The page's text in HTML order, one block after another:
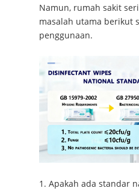
Namun, rumah sakit
masalah utama berikut
penggunaan.
1. Apakah ada standar